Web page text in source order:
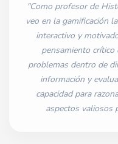
"Como profesor de
veo en la gamificación
interactivo y
pensamiento
problemas dentro de
información y
capacidad para
aspectos valiosos